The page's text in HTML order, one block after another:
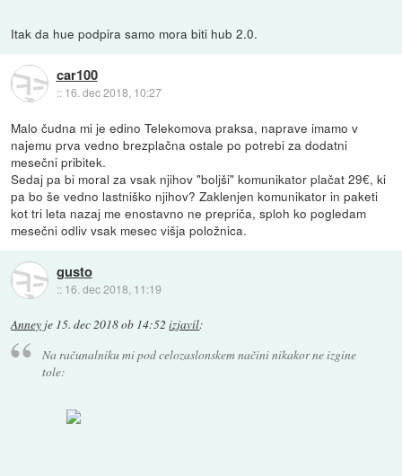
Itak da hue podpira samo mora biti hub 2.0.
car100
:: 16. dec 2018, 10:27
Malo čudna mi je edino Telekomova praksa, naprave imamo v
najemu prva vedno brezplačna ostale po potrebi za dodatni
mesečni pribitek.
Sedaj pa bi moral za vsak njihov "boljši" komunikator plačat 29€, ki
pa bo še vedno lastniško njihov? Zaklenjen komunikator in paketi
kot tri leta nazaj me enostavno ne prepriča, sploh ko pogledam
mesečni odliv vsak mesec višja položnica.
gusto
:: 16. dec 2018, 11:19
Anney je 15. dec 2018 ob 14:52 izjavil:
Na računalniku mi pod celozaslonskem načini nikakor ne izgine
tole: